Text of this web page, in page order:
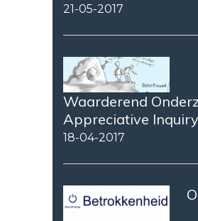
21-05-2017
Waarderend
Appreciative Inquiry
18-04-2017